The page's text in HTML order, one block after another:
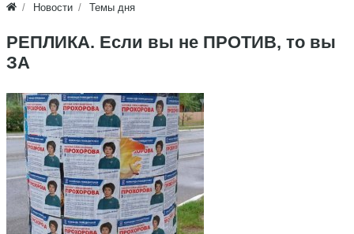
Новости Темы дня
РЕПЛИКА. Если вы не ПРОТИВ, то вы
ЗА